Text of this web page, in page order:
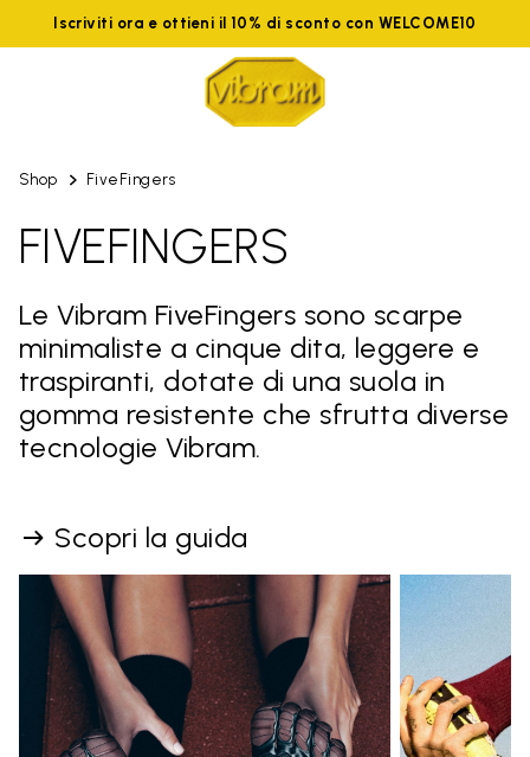
Iscriviti ora e ottieni il 10% di sconto con WELCOME10
Shop FiveFingers
FIVEFINGERS
Le Vibram FiveFingers sono scarpe
minimaliste a cinque dita, leggere e
traspiranti, dotate di una suola in
gomma resistente che sfrutta diverse
tecnologie Vibram.
Scopri la guida